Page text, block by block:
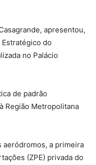
apresentou,
do
no Palácio
de padrão
Região Metropolitana
a primeira
(ZPE) privada do